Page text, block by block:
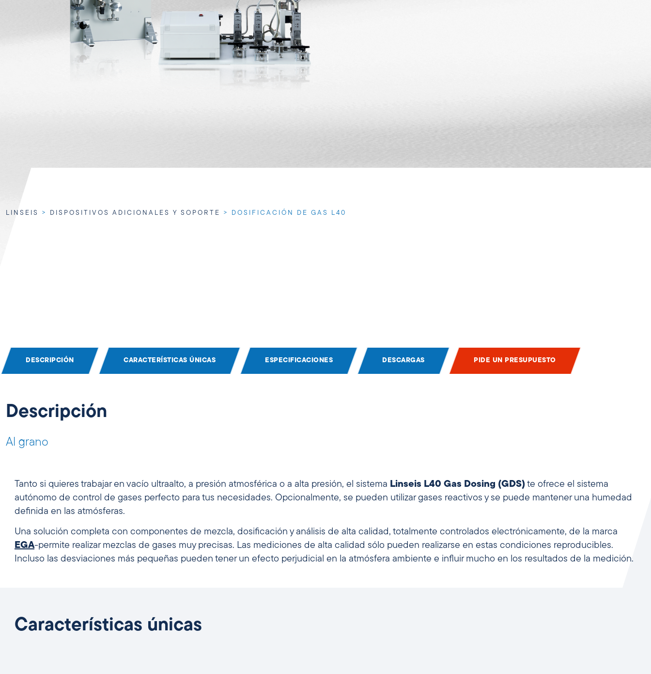
LINSEIS > DISPOSITIVOS ADICIONALES Y SOPORTE > DOSIFICACIÓN DE GAS L40
DESCRIPCIÓN CARACTERÍSTICAS ÚNICAS ESPECIFICACIONES DESCARGAS PIDE UN PRESUPUESTO
Descripción
Al grano
Tanto si quieres trabajar en vacío ultraalto, a presión atmosférica o a alta presión, el sistema Linseis L40 Gas Dosing (GDS) te ofrece el sistema
autónomo de control de gases perfecto para tus necesidades. Opcionalmente, se pueden utilizar gases reactivos y se puede mantener una humedad
definida en las atmósferas.
Una solución completa con componentes de mezcla, dosificación y análisis de alta calidad, totalmente controlados electrónicamente, de la marca
EGA-permite realizar mezclas de gases muy precisas. Las mediciones de alta calidad sólo pueden realizarse en estas condiciones reproducibles.
Incluso las desviaciones más pequeñas pueden tener un efecto perjudicial en la atmósfera ambiente e influir mucho en los resultados de la medición.
Características únicas